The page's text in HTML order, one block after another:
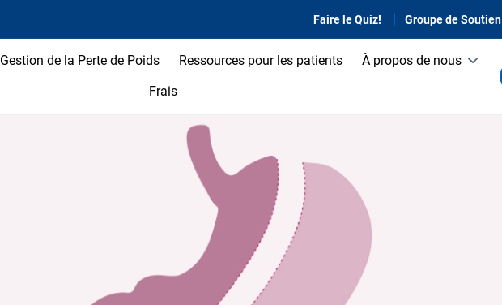
Faire le Quiz! Groupe de Soutien
Gestion de la Perte de Poids Ressources pour les patients
À propos de nous
Frais